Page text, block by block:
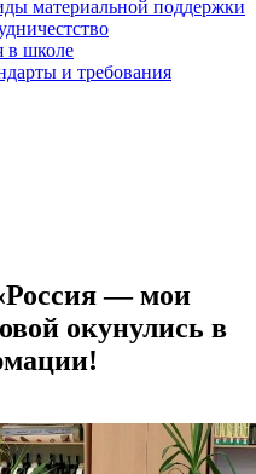
материальной поддержки
в школе
и требования
— мои
окунулись в